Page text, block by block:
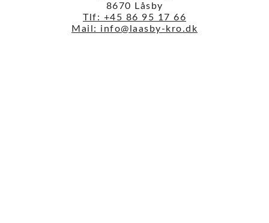
8670 Låsby
Tlf: +45 86 95 17 66
Mail: info@laasby-kro.dk